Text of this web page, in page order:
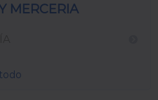
MERCERIA